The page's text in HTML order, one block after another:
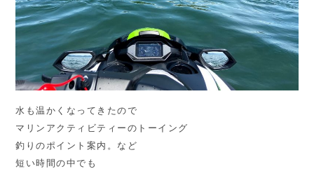
水も温かくなってきたので
マリンアクティビティーのトーイング
釣りのポイント案内。など
短い時間の中でも